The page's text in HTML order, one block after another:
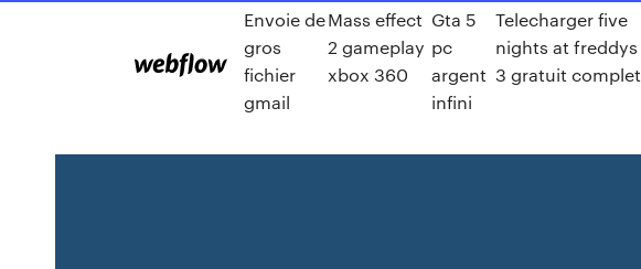
Envoie de
gros
fichier
gmail
Mass effect
2 gameplay
xbox 360
Gta 5
pc
argent
infini
Telecharger five
nights at freddys
3 gratuit complet